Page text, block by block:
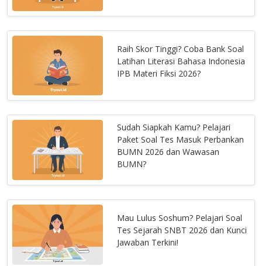
Raih Skor Tinggi? Coba Bank Soal
Latihan Literasi Bahasa Indonesia
IPB Materi Fiksi 2026?
Sudah Siapkah Kamu? Pelajari
Paket Soal Tes Masuk Perbankan
BUMN 2026 dan Wawasan
BUMN?
Mau Lulus Soshum? Pelajari Soal
Tes Sejarah SNBT 2026 dan Kunci
Jawaban Terkini!